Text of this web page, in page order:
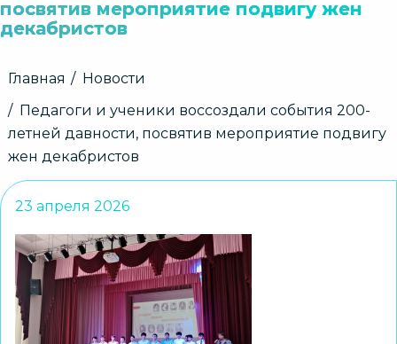
посвятив мероприятие подвигу жен
декабристов
Строка
Главная
Новости
Педагоги и ученики воссоздали события 200-
летней давности, посвятив мероприятие подвигу
жен декабристов
23 апреля 2026